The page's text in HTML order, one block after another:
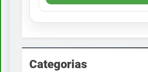
Categorias